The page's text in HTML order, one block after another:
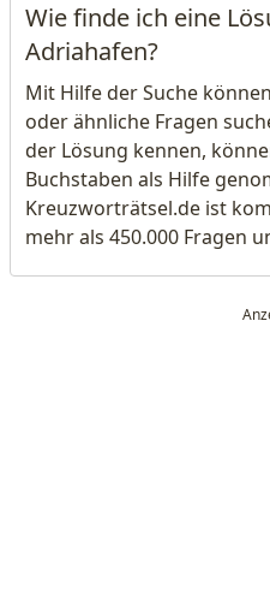
Wie finde ich eine
Adriahafen?
Mit Hilfe der Suche
oder ähnliche Fragen
der Lösung kennen,
Buchstaben als Hilfe
Kreuzworträtsel.de ist
mehr als 450.000 Fragen